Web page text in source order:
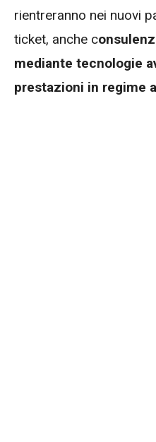
rientreranno nei nuovi
ticket, anche c
mediante tecnologie
prestazioni in regime